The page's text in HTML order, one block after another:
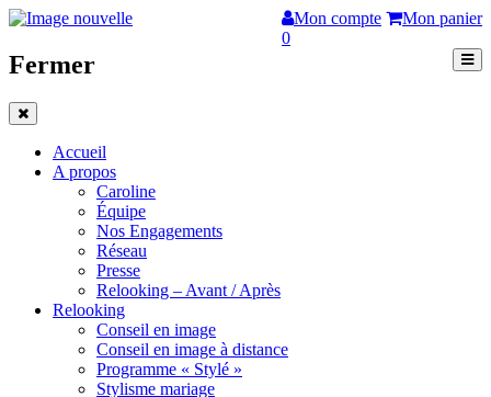
Mon compte
Mon panier
0
Fermer
Accueil
A propos
Caroline
Équipe
Nos Engagements
Réseau
Presse
Relooking – Avant / Après
Relooking
Conseil en image
Conseil en image à distance
Programme « Stylé »
Stylisme mariage